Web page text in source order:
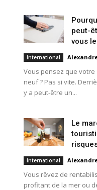
peut-
vous
International
Vous pensez que votre
neuf ? Pas si vite.
y a peut-être un...
Le
International
Vous rêvez de
profitant de la mer ou